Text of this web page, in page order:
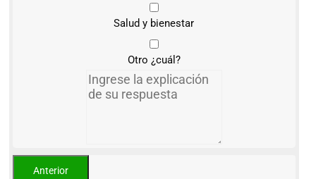
Salud y bienestar
Otro ¿cuál?